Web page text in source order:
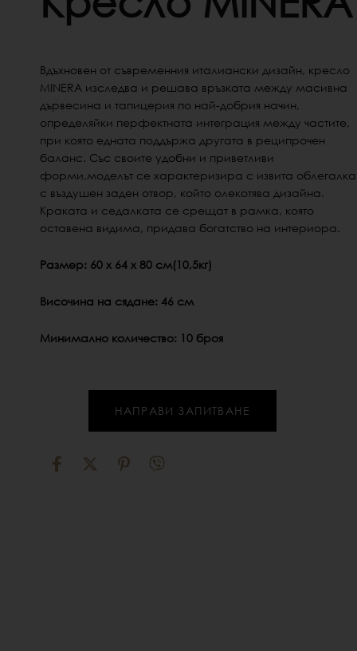
Вдъхновен от съвременния италиански дизайн, кресло
MINERA изследва и решава връзката между масивна
дървесина и тапицерия по най-добрия начин,
определяйки перфектната интеграция между частите,
при която едната поддържа другата в реципрочен
баланс. Със своите удобни и приветливи
форми,моделът се характеризира с извита облегалка
с въздушен заден отвор, който олекотява дизайна.
Краката и седалката се срещат в рамка, която
оставена видима, придава богатство на интериора.
Размер: 60 х 64 х 80 см(10,5кг)
Височина на сядане: 46 см
Минимално количество: 10 броя
НАПРАВИ ЗАПИТВАНЕ